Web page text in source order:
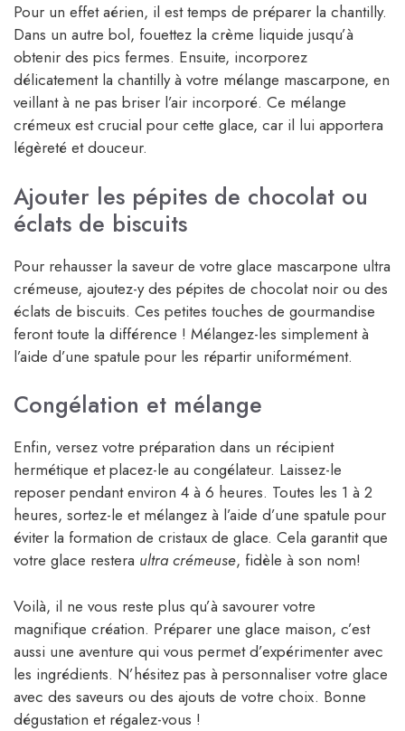
Pour un effet aérien, il est temps de préparer la chantilly.
Dans un autre bol, fouettez la crème liquide jusqu’à
obtenir des pics fermes. Ensuite, incorporez
délicatement la chantilly à votre mélange mascarpone, en
veillant à ne pas briser l’air incorporé. Ce mélange
crémeux est crucial pour cette glace, car il lui apportera
légèreté et douceur.
Ajouter les pépites de chocolat ou
éclats de biscuits
Pour rehausser la saveur de votre glace mascarpone ultra
crémeuse, ajoutez-y des pépites de chocolat noir ou des
éclats de biscuits. Ces petites touches de gourmandise
feront toute la différence ! Mélangez-les simplement à
l’aide d’une spatule pour les répartir uniformément.
Congélation et mélange
Enfin, versez votre préparation dans un récipient
hermétique et placez-le au congélateur. Laissez-le
reposer pendant environ 4 à 6 heures. Toutes les 1 à 2
heures, sortez-le et mélangez à l’aide d’une spatule pour
éviter la formation de cristaux de glace. Cela garantit que
votre glace restera ultra crémeuse, fidèle à son nom!
Voilà, il ne vous reste plus qu’à savourer votre
magnifique création. Préparer une glace maison, c’est
aussi une aventure qui vous permet d’expérimenter avec
les ingrédients. N’hésitez pas à personnaliser votre glace
avec des saveurs ou des ajouts de votre choix. Bonne
dégustation et régalez-vous !